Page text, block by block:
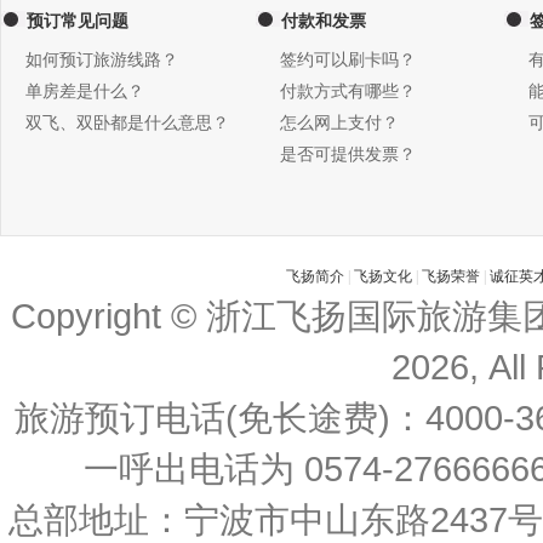
预订常见问题
如何预订旅游线路？
单房差是什么？
双飞、双卧都是什么意思？
付款和发票
签约可以刷卡吗？
付款方式有哪些？
怎么网上支付？
是否可提供发票？
飞扬简介 飞扬文化 飞扬荣誉 诚征英
Copyright © 浙江飞扬国际旅游集
2026, All
旅游预订电话(免长途费)：4000-
一呼出电话为 0574-
总部地址：宁波市中山东路2437